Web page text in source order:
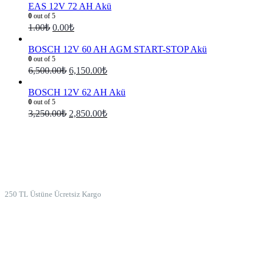
EAS 12V 72 AH Akü
0 out of 5
1.00₺ 0.00₺
BOSCH 12V 60 AH AGM START-STOP Akü
0 out of 5
6,500.00₺ 6,150.00₺
BOSCH 12V 62 AH Akü
0 out of 5
3,250.00₺ 2,850.00₺
250 TL Üstüne Ücretsiz Kargo